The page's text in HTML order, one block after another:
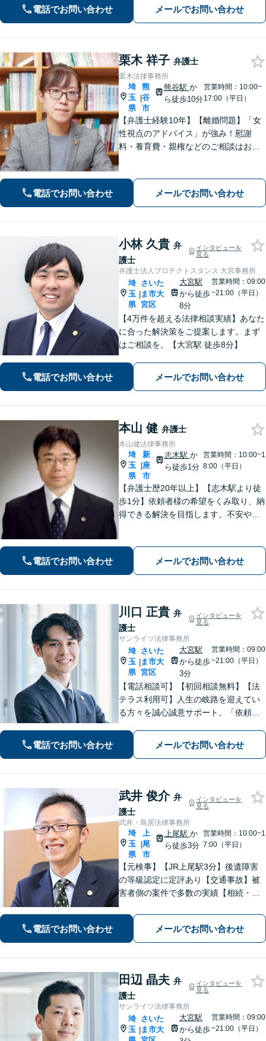
電話でお問い合わせ メールでお問い合わせ
栗木 祥子 弁護士
栗木法律事務所
埼
玉
県
|
熊
谷
市
熊谷駅 か
ら徒歩10分
営業時間：10:00~
17:00（平日）
【弁護士経験10年】【離婚問題】「女
性視点のアドバイス」が強み！慰謝
料・養育費・親権などのご相談はお任
ます。その他、交通事故、借金・債務
整理にも対応。
電話でお問い合わせ メールでお問い合わせ
小林 久貴 弁
護士
インタビューを
見る
弁護士法人プロテクトスタンス 大宮事務所
埼
玉
県
|
さいた
ま市大
宮区
大宮駅
から徒歩
8分
営業時間：09:00
~21:00（平日）
【4万件を超える法律相談実績】あなた
に合った解決策をご提案します。まず
はご相談を。【大宮駅 徒歩8分】
電話でお問い合わせ メールでお問い合わせ
本山 健 弁護士
本山健法律事務所
埼
玉
県
|
新
座
市
志木駅 か
ら徒歩1分
営業時間：10:00~1
8:00（平日）
【弁護士歴20年以上】【志木駅より徒
歩1分】依頼者様の希望をくみ取り、納
得できる解決を目指します。不安や疑
事件／何でも遠慮せずご相談ください
【初回面談無料（30分まで）】
電話でお問い合わせ メールでお問い合わせ
川口 正貴 弁
護士
インタビューを
見る
サンライツ法律事務所
埼
玉
県
|
さいた
ま市大
宮区
大宮駅
から徒歩
3分
営業時間：09:00
~21:00（平日）
【電話相談可】【初回相談無料】【法
テラス利用可】人生の岐路を迎えてい
る方々を誠心誠意サポート。「依頼者
女問題／借金問題／相続／企業法務／
刑事事件／交通事故／労働問題など、
電話でお問い合わせ メールでお問い合わせ
武井 俊介 弁
護士
インタビューを
見る
武井・鳥居法律事務所
埼
玉
県
|
上
尾
市
上尾駅 か
ら徒歩3分
営業時間：10:00~1
7:00（平日）
【元検事】【JR上尾駅3分】後遺障害
の等級認定に定評あり【交通事故】被
害者側の案件で多数の実績【相続・遺
【刑事事件】検事経験・豊富な実績、
スピーディーな接見が強み、上尾警察
署5分【初回面談30分無料】
電話でお問い合わせ メールでお問い合わせ
田辺 晶夫 弁
護士
インタビューを
見る
サンライツ法律事務所
埼
玉 |
さいた
ま市大
大宮駅
から徒歩
営業時間：09:00
~21:00（平日）